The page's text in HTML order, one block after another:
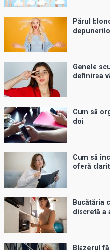
Părul
Genele
definirea
Cum să
doi
Cum să
oferă
Bucătăria
discretă a
Blazerul